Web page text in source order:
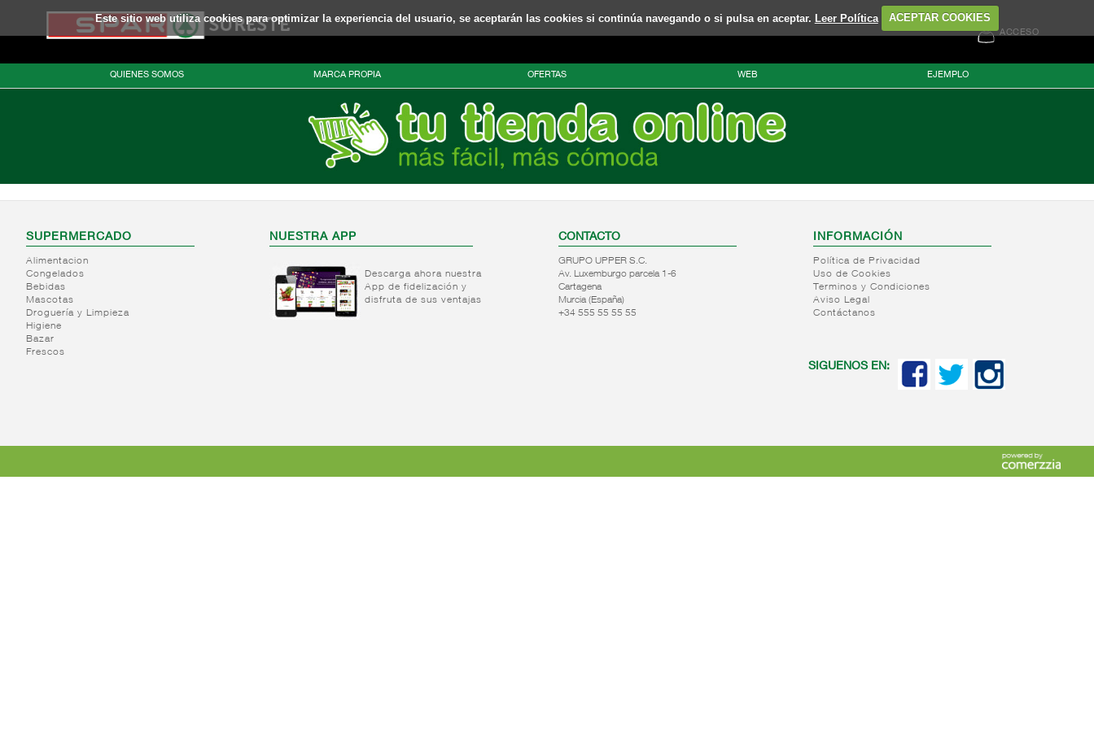
Este sitio web utiliza cookies para optimizar la experiencia del usuario, se aceptarán las cookies si continúa navegando o si pulsa en aceptar. Leer Política ACEPTAR COOKIES
ACCESO
QUIENES SOMOS MARCA PROPIA OFERTAS WEB EJEMPLO
SUPERMERCADO
Alimentacion
Congelados
Bebidas
Mascotas
Droguería y Limpieza
Higiene
Bazar
Frescos
NUESTRA APP
Descarga ahora nuestra
App de fidelización y
disfruta de sus ventajas
CONTACTO
GRUPO UPPER S.C.
Av. Luxemburgo parcela 1-6
Cartagena
Murcia (España)
+34 555 55 55 55
INFORMACIÓN
Política de Privacidad
Uso de Cookies
Terminos y Condiciones
Aviso Legal
Contáctanos
SIGUENOS EN: